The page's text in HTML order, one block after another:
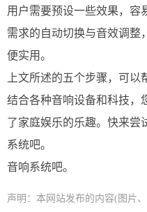
用户需要预设一些效果，容
需求的自动切换与音效调整
便实用。
上文所述的五个步骤，可以
结合各种音响设备和科技，
了家庭娱乐的乐趣。快来尝
系统吧。
音响系统吧。
声明：本网站发布的内容(图片